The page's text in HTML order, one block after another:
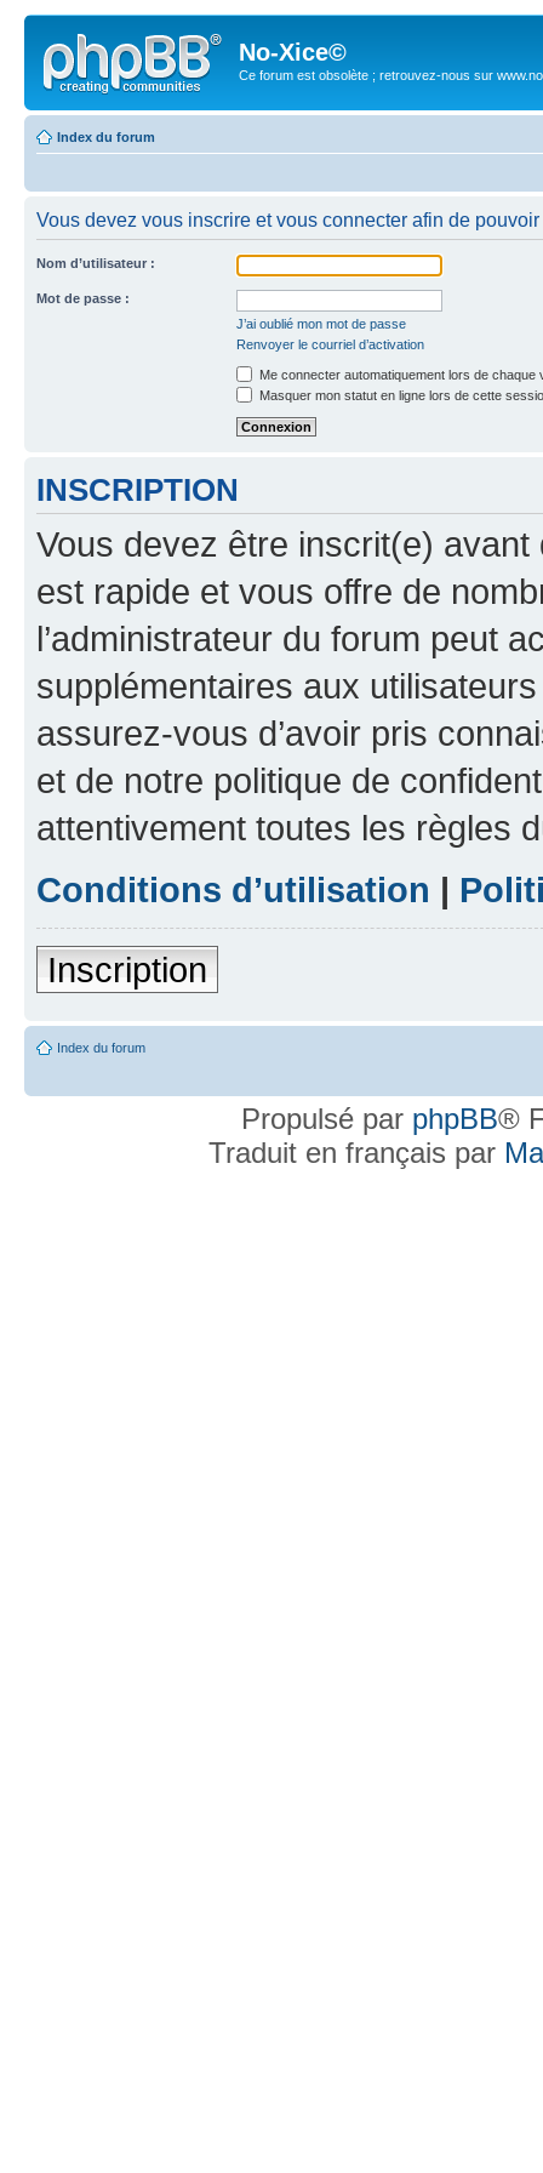
No-Xice©
Ce forum est obsolète ; retrouvez-nous sur
Index du forum
Vous devez vous inscrire et vous connecter afin de
Nom d’utilisateur :
Mot de passe :
J’ai oublié mon mot de passe
Renvoyer le courriel d’activation
Me connecter automatiquement lors de chaque
Masquer mon statut en ligne lors de cette
INSCRIPTION
Vous devez être inscrit(e) avant
est rapide et vous offre de
l’administrateur du forum peut
supplémentaires aux
assurez-vous d’avoir pris
et de notre politique de
attentivement toutes les règles
Conditions d’utilisation |
Inscription
Index du forum
Propulsé par phpBB®
Traduit en français par